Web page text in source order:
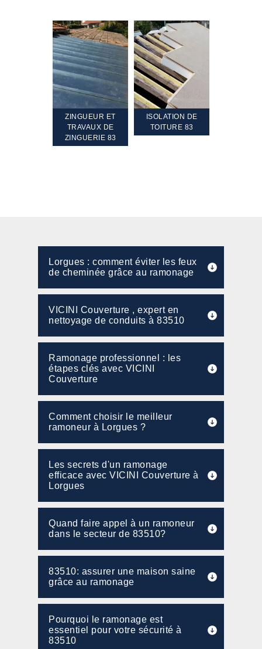
ZINGUEUR ET
TRAVAUX DE
ZINGUERIE 83
ISOLATION DE
TOITURE 83
Lorgues : comment éviter les feux
de cheminée grâce au ramonage
VICINI Couverture , expert en
nettoyage de conduits à 83510
Ramonage professionnel : les
étapes clés avec VICINI
Couverture
Comment choisir le meilleur
ramoneur à Lorgues ?
Les secrets d'un ramonage
efficace avec VICINI Couverture à
Lorgues
Quand faire appel à un ramoneur
dans le secteur de 83510?
83510: assurer une maison saine
grâce au ramonage
Pourquoi le ramonage est
essentiel pour votre sécurité à
83510